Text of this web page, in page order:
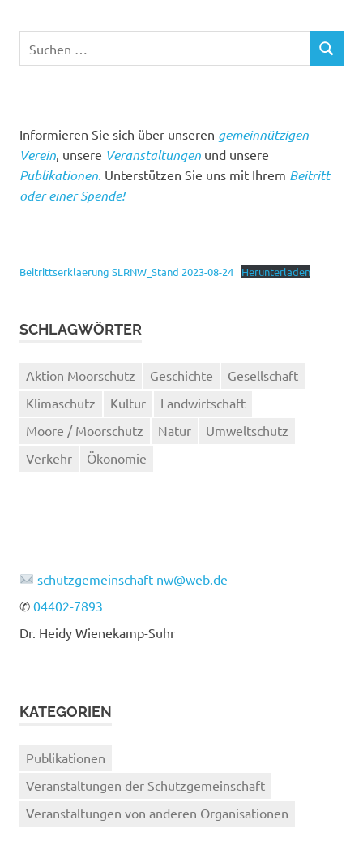
nach:
SUCHEN
Informieren Sie sich über unseren gemeinnützigen
Verein , unsere Veranstaltungen und unsere
Publikationen Unterstützen Sie uns mit Ihrem Beitritt
oder einer Spende!
Beitrittserklaerung SLRNW_Stand 2023-08-24 Herunterladen
SCHLAGWÖRTER
Aktion Moorschutz Geschichte
Gesellschaft
Klimaschutz
Kultur
Landwirtschaft
Moore / Moorschutz
Natur
Umweltschutz
Verkehr
Ökonomie
schutzgemeinschaft-nw@web.de
✆ 04402-7893
Dr. Heidy Wienekamp-Suhr
KATEGORIEN
Publikationen
Veranstaltungen der Schutzgemeinschaft
Veranstaltungen von anderen Organisationen